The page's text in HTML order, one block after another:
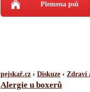
Plemena psů
pejskař.cz ‹ Diskuze ‹ Zdraví
Alergie u boxerů